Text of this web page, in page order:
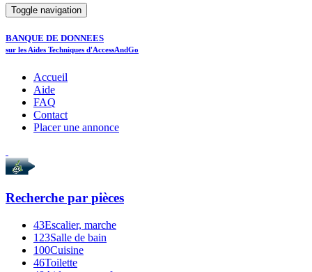
Toggle navigation
BANQUE DE DONNEES
sur les Aides Techniques d'AccessAndGo
Accueil
Aide
FAQ
Contact
Placer une annonce
Recherche par pièces
43Escalier, marche
123Salle de bain
100Cuisine
46Toilette